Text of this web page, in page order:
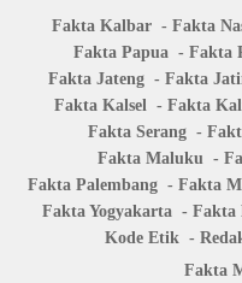
Fakta Kalbar Fakta
Fakta Papua
Fakta
Fakta Jateng
Fakta
Fakta Kalsel
Fakta
Fakta Serang
Fakta Maluku
Fakta Palembang
Fakta
Fakta Yogyakarta
Fakta
Kode Etik
Fakta